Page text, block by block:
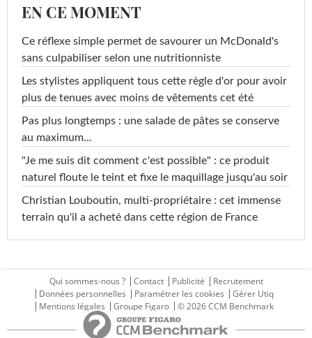
EN CE MOMENT
Ce réflexe simple permet de savourer un McDonald's
sans culpabiliser selon une nutritionniste
Les stylistes appliquent tous cette règle d'or pour avoir
plus de tenues avec moins de vêtements cet été
Pas plus longtemps : une salade de pâtes se conserve
au maximum...
"Je me suis dit comment c'est possible" : ce produit
naturel floute le teint et fixe le maquillage jusqu'au soir
Christian Louboutin, multi-propriétaire : cet immense
terrain qu'il a acheté dans cette région de France
Qui sommes-nous ? Contact Publicité
Recrutement
Données personnelles
Paramétrer les cookies
Gérer Utiq
Mentions légales
Groupe Figaro © 2026 CCM Benchmark